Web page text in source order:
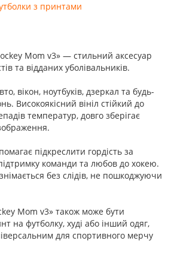
з принтами
Mom v3» — стильний аксесуар
та відданих уболівальників.
вікон, ноутбуків, дзеркал та будь-
Високоякісний вініл стійкий до
температур, довго зберігає
підкреслити гордість за
команди та любов до хокею.
без слідів, не пошкоджуючи
Mom v3» також може бути
на футболку, худі або інший одяг,
для спортивного мерчу